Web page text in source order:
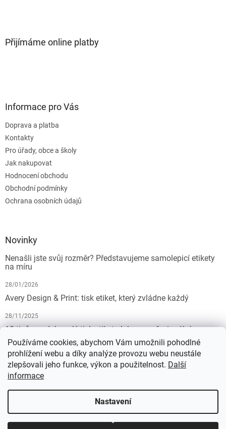
Používáme cookies, abychom Vám umožnili pohodlné
prohlížení webu a díky analýze provozu webu neustále
zlepšovali jeho funkce, výkon a použitelnost. Další
informace
Nastavení
Přijímáme online platby
Informace pro Vás
Doprava a platba
Kontakty
Pro úřady, obce a školy
Jak nakupovat
Hodnocení obchodu
Obchodní podmínky
Ochrana osobních údajů
Novinky
Nenašli jste svůj rozměr? Představujeme samolepicí etikety
na míru
28/01/2026
Avery Design & Print: tisk etiket, který zvládne každý
28/11/2025
10 tipů pro dokonalý tisk etiket: Jak na profesionální
výsledek bez starostí
19/07/2025
KALEDA, a.s. | etikety-stitky.cz